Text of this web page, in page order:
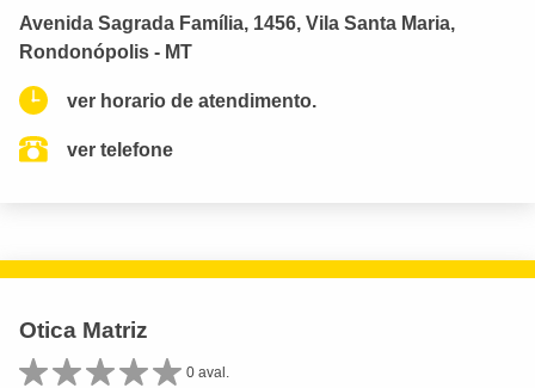
Avenida Sagrada Família, 1456, Vila Santa Maria,
Rondonópolis - MT
ver horario de atendimento.
ver telefone
Otica Matriz
0 aval.